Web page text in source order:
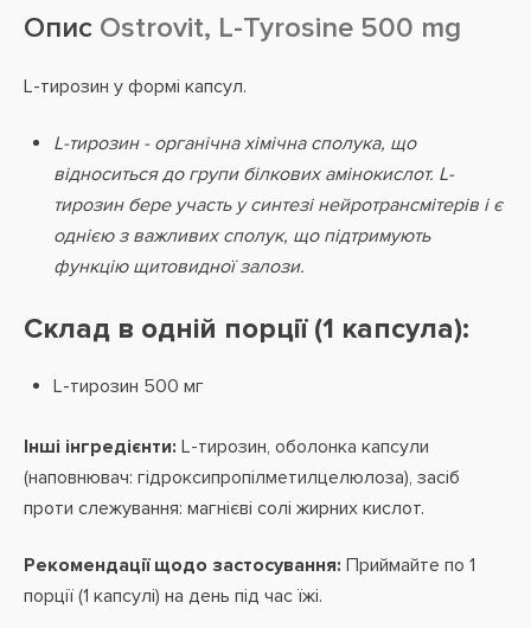
Опис Ostrovit, L-Tyrosine 500 mg
L-тирозин у формі капсул.
L-тирозин - органічна хімічна сполука, що
відноситься до групи білкових амінокислот. L-
тирозин бере участь у синтезі нейротрансмітерів і є
однією з важливих сполук, що підтримують
функцію щитовидної залози.
Склад в одній порції (1 капсула):
L-тирозин 500 мг
Інші інгредієнти: L-тирозин, оболонка капсули
(наповнювач: гідроксипропілметилцелюлоза), засіб
проти слежування: магнієві солі жирних кислот.
Рекомендації щодо застосування: Приймайте по 1
порції (1 капсулі) на день під час їжі.